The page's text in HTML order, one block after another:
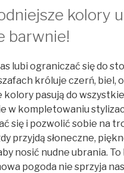
kolory
barwnie!
lubi ograniczać się do
króluje czerń, biel,
kolory pasują do
w kompletowaniu
się i pozwolić sobie na
przyjdą słoneczne,
nosić nudne ubrania. To
pogoda nie sprzyja